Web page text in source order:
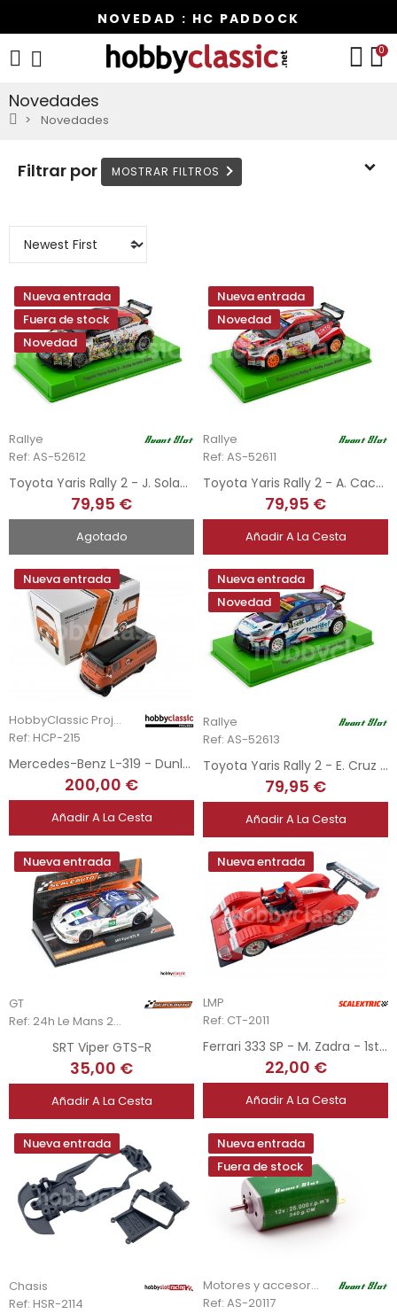
NOVEDAD : HC PADDOCK
0
Novedades
Novedades
Filtrar por
Nueva entrada
Fuera de stock
Novedad
Rallye
Ref: AS-52612
Toyota Yaris Rally 2 - J. Solans - Rally Arabia 2025
79,95 €
Agotado
Nueva entrada
Novedad
Rallye
Ref: AS-52611
Toyota Yaris Rally 2 - A. Cachón - Rally Japan 2025
79,95 €
Añadir A La Cesta
Nueva entrada
HobbyClassic Project
Ref: HCP-215
Mercedes-Benz L-319 - Dunlop
200,00 €
Añadir A La Cesta
Nueva entrada
Novedad
Rallye
Ref: AS-52613
Toyota Yaris Rally 2 - E. Cruz - Rally Naron 2025
79,95 €
Añadir A La Cesta
Nueva entrada
GT
Ref: 24h Le Mans 2013 #53SC-6037
SRT Viper GTS-R
35,00 €
Añadir A La Cesta
Nueva entrada
LMP
Ref: CT-2011
Ferrari 333 SP - M. Zadra - 1st FIA Sportscar Championship 2001
22,00 €
Añadir A La Cesta
Nueva entrada
Chasis
Ref: HSR-2114
Nueva entrada
Fuera de stock
Motores y accesorios
Ref: AS-20117